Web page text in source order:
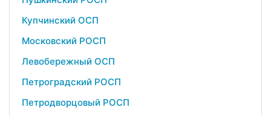
Купчинский ОСП
Московский РОСП
Левобережный ОСП
Петроградский РОСП
Петродворцовый РОСП